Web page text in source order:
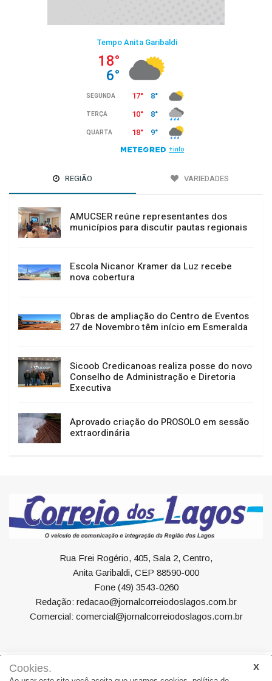
REGIÃO VARIEDADES
AMUCSER reúne representantes dos
municípios para discutir pautas regionais
Escola Nicanor Kramer da Luz recebe
nova cobertura
Obras de ampliação do Centro de Eventos
27 de Novembro têm início em Esmeralda
Sicoob Credicanoas realiza posse do novo
Conselho de Administração e Diretoria
Executiva
Aprovado criação do PROSOLO em sessão
extraordinária
Rua Frei Rogério, 405, Sala 2, Centro,
Anita Garibaldi, CEP 88590-000
Fone (49) 3543-0260
Redação: redacao@jornalcorreiodoslagos.com.br
Comercial: comercial@jornalcorreiodoslagos.com.br
Geral Política Economia Saúde Variedades
Cookies.